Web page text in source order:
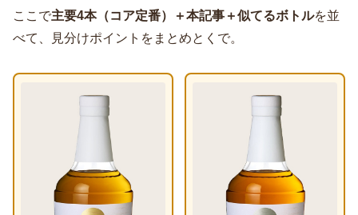
ここで主要4本（コア定番）＋本記事＋似てるボトルを並
べて、見分けポイントをまとめとくで。